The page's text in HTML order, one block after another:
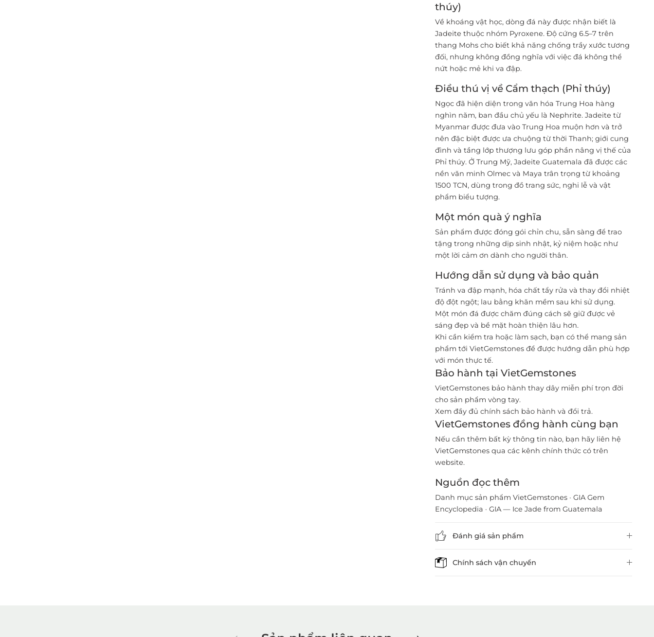
thúy)
Về khoáng vật học, dòng đá này được nhận biết là
Jadeite thuộc nhóm Pyroxene. Độ cứng 6.5–7 trên
thang Mohs cho biết khả năng chống trầy xước tương
đối, nhưng không đồng nghĩa với việc đá không thể
nứt hoặc mẻ khi va đập.
Điều thú vị về Cẩm thạch (Phỉ thúy)
Ngọc đã hiện diện trong văn hóa Trung Hoa hàng
nghìn năm, ban đầu chủ yếu là Nephrite. Jadeite từ
Myanmar được đưa vào Trung Hoa muộn hơn và trở
nên đặc biệt được ưa chuộng từ thời Thanh; giới cung
đình và tầng lớp thượng lưu góp phần nâng vị thế của
Phỉ thúy. Ở Trung Mỹ, Jadeite Guatemala đã được các
nền văn minh Olmec và Maya trân trọng từ khoảng
1500 TCN, dùng trong đồ trang sức, nghi lễ và vật
phẩm biểu tượng.
Một món quà ý nghĩa
Sản phẩm được đóng gói chỉn chu, sẵn sàng để trao
tặng trong những dịp sinh nhật, kỷ niệm hoặc như
một lời cảm ơn dành cho người thân.
Hướng dẫn sử dụng và bảo quản
Tránh va đập mạnh, hóa chất tẩy rửa và thay đổi nhiệt
độ đột ngột; lau bằng khăn mềm sau khi sử dụng.
Một món đá được chăm đúng cách sẽ giữ được vẻ
sáng đẹp và bề mặt hoàn thiện lâu hơn.
Khi cần kiểm tra hoặc làm sạch, bạn có thể mang sản
phẩm tới VietGemstones để được hướng dẫn phù hợp
với món thực tế.
Bảo hành tại VietGemstones
VietGemstones bảo hành thay dây miễn phí trọn đời
cho sản phẩm vòng tay.
Xem đầy đủ chính sách bảo hành và đổi trả.
VietGemstones đồng hành cùng bạn
Nếu cần thêm bất kỳ thông tin nào, bạn hãy liên hệ
VietGemstones qua các kênh chính thức có trên
website.
Nguồn đọc thêm
Danh mục sản phẩm VietGemstones ·GIA Gem
Encyclopedia ·GIA — Ice Jade from Guatemala
Đánh giá sản phẩm
Chính sách vận chuyển